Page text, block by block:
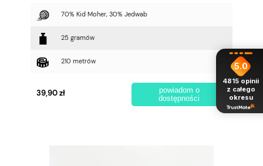
70% Kid Moher, 30% Jedwab
25 gramów
210 metrów
39,90 zł
powiadom o
dostępności
5.0
4815 opinii
z całego
okresu